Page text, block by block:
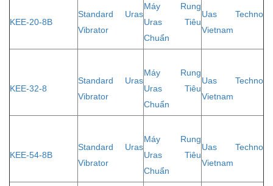
KEE-20-8B
Standard Uras
Vibrator
Máy Rung
Uras Tiêu
Chuẩn
Uas Techno
Vietnam
KEE-32-8
Standard Uras
Vibrator
Máy Rung
Uras Tiêu
Chuẩn
Uas Techno
Vietnam
KEE-54-8B
Standard Uras
Vibrator
Máy Rung
Uras Tiêu
Chuẩn
Uas Techno
Vietnam